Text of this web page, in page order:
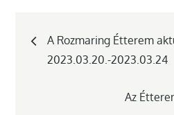
Bejegyzés
navigáció
A Rozmaring Étterem
2023.03.20.-2023.03.24
Az